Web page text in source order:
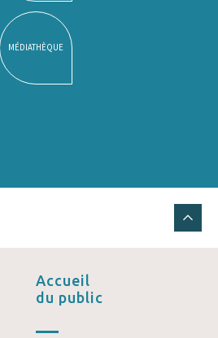
MÉDIATHÈQUE
Accueil
du public